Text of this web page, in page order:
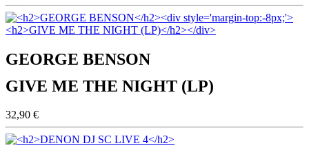
GEORGE BENSON
GIVE ME THE NIGHT (LP)
32,90 €